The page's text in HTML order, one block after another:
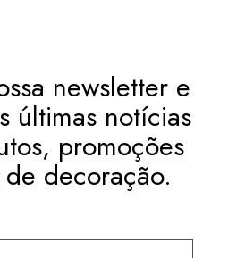
newsletter e
últimas notícias
promoções
decoração.